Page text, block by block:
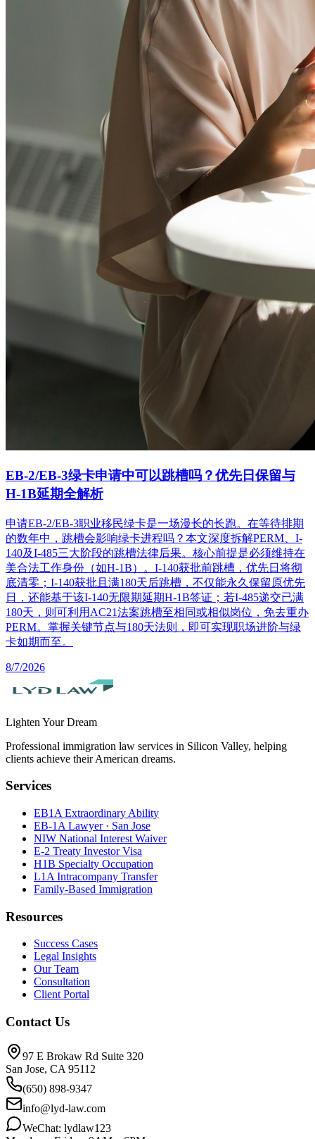
EB-2/EB-3绿卡申请中可以跳槽吗？优先日保留与
H-1B延期全解析
申请EB-2/EB-3职业移民绿卡是一场漫长的长跑。在等待排期
的数年中，跳槽会影响绿卡进程吗？本文深度拆解PERM、I-
140及I-485三大阶段的跳槽法律后果。核心前提是必须维持在
美合法工作身份（如H-1B）。I-140获批前跳槽，优先日将彻
底清零；I-140获批且满180天后跳槽，不仅能永久保留原优先
日，还能基于该I-140无限期延期H-1B签证；若I-485递交已满
180天，则可利用AC21法案跳槽至相同或相似岗位，免去重办
PERM。掌握关键节点与180天法则，即可实现职场进阶与绿
卡如期而至。
8/7/2026
Lighten Your Dream
Professional immigration law services in Silicon Valley, helping
clients achieve their American dreams.
Services
EB1A Extraordinary Ability
EB-1A Lawyer · San Jose
NIW National Interest Waiver
E-2 Treaty Investor Visa
H1B Specialty Occupation
L1A Intracompany Transfer
Family-Based Immigration
Resources
Success Cases
Legal Insights
Our Team
Consultation
Client Portal
Contact Us
97 E Brokaw Rd Suite 320
San Jose, CA 95112
(650) 898-9347
info@lyd-law.com
WeChat: lydlaw123